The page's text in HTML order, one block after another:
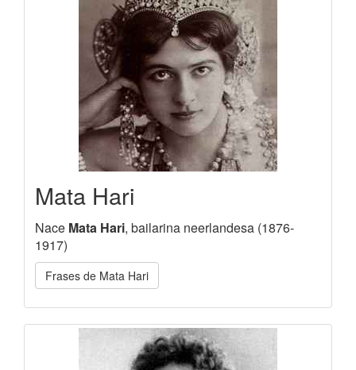
Mata Hari
Nace Mata Hari, bailarina neerlandesa (1876-
1917)
Frases de Mata Hari